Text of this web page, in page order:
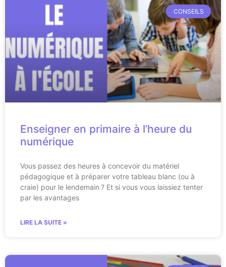
CONSEILS
Enseigner en primaire à l’heure du
numérique
Vous passez des heures à concevoir du matériel
pédagogique et à préparer votre tableau blanc (ou à
craie) pour le lendemain ? Et si vous vous laissiez tenter
par les avantages
LIRE LA SUITE »